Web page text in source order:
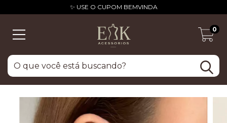
✨ USE O CUPOM BEMVINDA
0